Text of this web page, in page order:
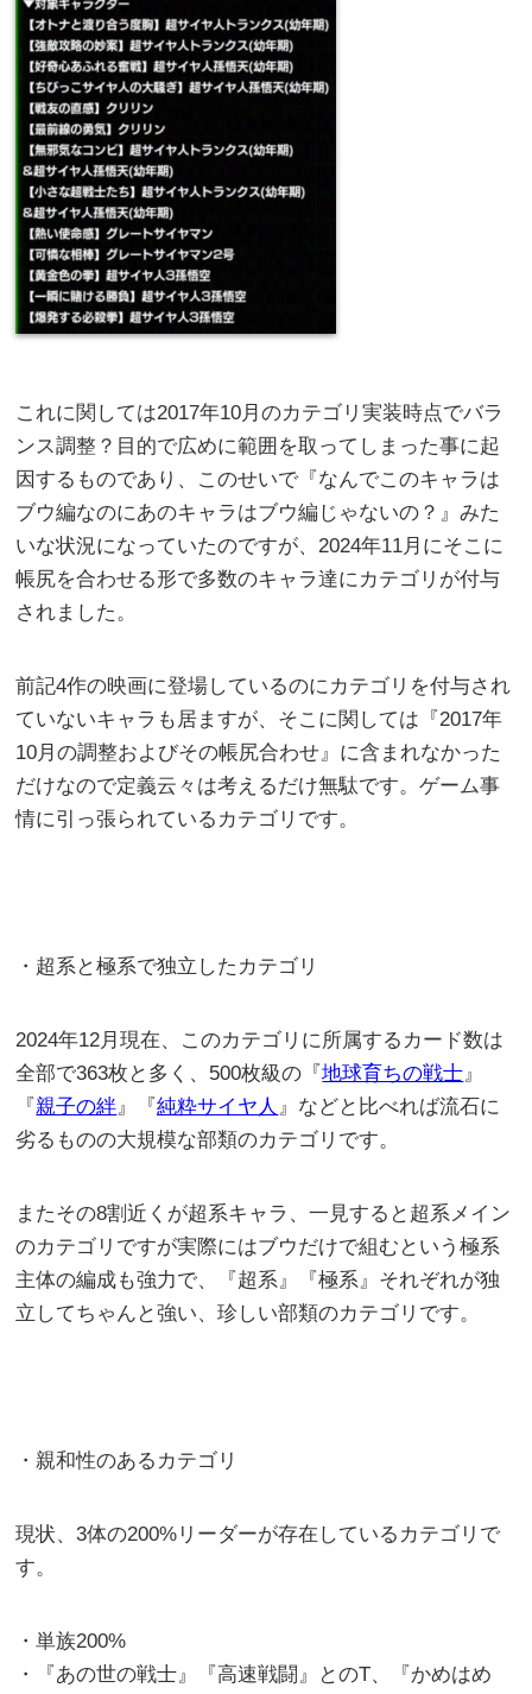
これに関しては2017年10月のカテゴリ実装時点でバラ
ンス調整？目的で広めに範囲を取ってしまった事に起
因するものであり、このせいで『なんでこのキャラは
ブウ編なのにあのキャラはブウ編じゃないの？』みた
いな状況になっていたのですが、2024年11月にそこに
帳尻を合わせる形で多数のキャラ達にカテゴリが付与
されました。
前記4作の映画に登場しているのにカテゴリを付与され
ていないキャラも居ますが、そこに関しては『2017年
10月の調整およびその帳尻合わせ』に含まれなかった
だけなので定義云々は考えるだけ無駄です。ゲーム事
情に引っ張られているカテゴリです。
・超系と極系で独立したカテゴリ
2024年12月現在、このカテゴリに所属するカード数は
全部で363枚と多く、500枚級の『地球育ちの戦士 』
『親子の絆 』『純粋サイヤ人 』などと比べれば流石に
劣るものの大規模な部類のカテゴリです。
またその8割近くが超系キャラ、一見すると超系メイン
のカテゴリですが実際にはブウだけで組むという極系
主体の編成も強力で、『超系』『極系』それぞれが独
立してちゃんと強い、珍しい部類のカテゴリです。
・親和性のあるカテゴリ
現状、3体の200%リーダーが存在しているカテゴリで
す。
・単族200%
・『あの世の戦士』『高速戦闘』とのT、『かめはめ